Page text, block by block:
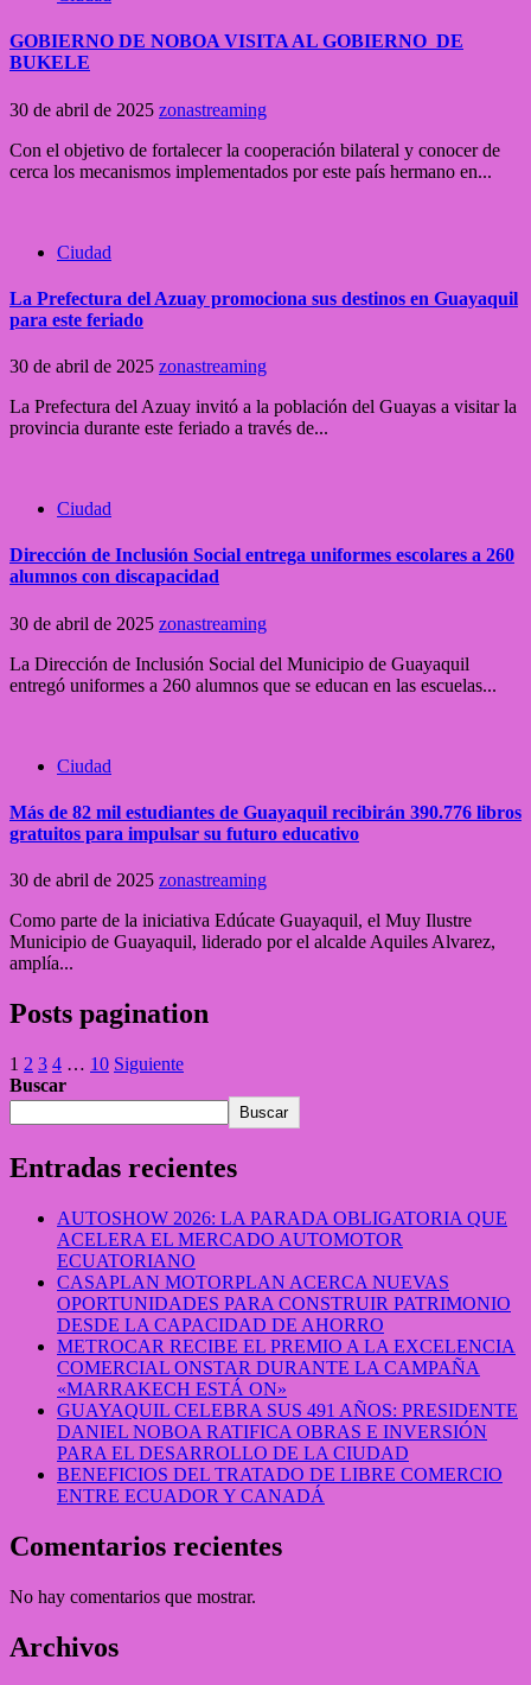
GOBIERNO DE NOBOA VISITA AL GOBIERNO DE
BUKELE
30 de abril de 2025 zonastreaming
Con el objetivo de fortalecer la cooperación bilateral y conocer de
cerca los mecanismos implementados por este país hermano en...
Ciudad
La Prefectura del Azuay promociona sus destinos en Guayaquil
para este feriado
30 de abril de 2025 zonastreaming
La Prefectura del Azuay invitó a la población del Guayas a visitar la
provincia durante este feriado a través de...
Ciudad
Dirección de Inclusión Social entrega uniformes escolares a 260
alumnos con discapacidad
30 de abril de 2025 zonastreaming
La Dirección de Inclusión Social del Municipio de Guayaquil
entregó uniformes a 260 alumnos que se educan en las escuelas...
Ciudad
Más de 82 mil estudiantes de Guayaquil recibirán 390.776 libros
gratuitos para impulsar su futuro educativo
30 de abril de 2025 zonastreaming
Como parte de la iniciativa Edúcate Guayaquil, el Muy Ilustre
Municipio de Guayaquil, liderado por el alcalde Aquiles Alvarez,
amplía...
Posts pagination
1 2 3 4 … 10 Siguiente
Buscar
Buscar
Entradas recientes
AUTOSHOW 2026: LA PARADA OBLIGATORIA QUE
ACELERA EL MERCADO AUTOMOTOR
ECUATORIANO
CASAPLAN MOTORPLAN ACERCA NUEVAS
OPORTUNIDADES PARA CONSTRUIR PATRIMONIO
DESDE LA CAPACIDAD DE AHORRO
METROCAR RECIBE EL PREMIO A LA EXCELENCIA
COMERCIAL ONSTAR DURANTE LA CAMPAÑA
«MARRAKECH ESTÁ ON»
GUAYAQUIL CELEBRA SUS 491 AÑOS: PRESIDENTE
DANIEL NOBOA RATIFICA OBRAS E INVERSIÓN
PARA EL DESARROLLO DE LA CIUDAD
BENEFICIOS DEL TRATADO DE LIBRE COMERCIO
ENTRE ECUADOR Y CANADÁ
Comentarios recientes
No hay comentarios que mostrar.
Archivos